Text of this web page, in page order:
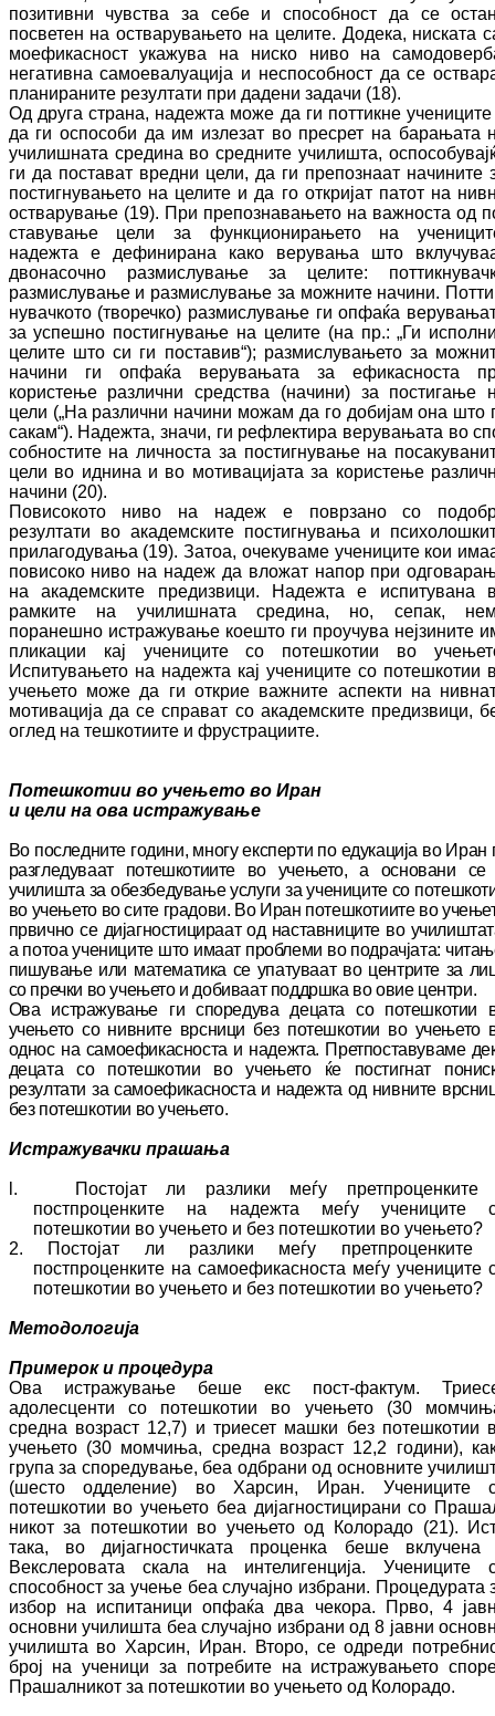
позитивни чувства за себе и спо­соб­ност да се
посветен на ос­тва­ру­ва­ње­то на целите. Додека, ниската
мо­ефи­кас­ност укажува на ниско ниво на
негативна самоевалуација и не­спо­соб­ност да се
планираните резултати при дадени задачи (18).
Од друга страна, надежта може да ги пот­тик­не
да ги оспособи да им излезат во пресрет на барањата
училишната сре­ди­на во средните училишта,
ги да постават вредни цели, да ги препознаат на­чи­ните
постигнувањето на целите и да го откријат патот на
остварување (19). При препознавањето на важноста од
ста­ву­ва­ње цели за функционирањето на
надежта е дефинирана како верувања што
двонасочно размислување за це­ли­те:
размислување и раз­мис­лу­вање за можните начини.
ну­вач­к­ото (творечко) размислување ги опфаќа
за успешно постигнување на це­ли­те (на пр.: „Ги
целите што си ги пос­тавив“); размислувањето за
на­чи­ни ги опфаќа верувањата за ефикасноста
користење различни средства (начини) за постигање
цели („На различни начини мо­жам да го добијам она што
сакам“). На­деж­та, значи, ги рефлектира верувањата во
собностите на личноста за постигнување на
цели во иднина и во мо­ти­ва­ци­јата за користење
начини (20).
Повисокото ниво на надеж е поврзано со
резултати во академските пос­тиг­ну­ва­ња и
прилагодувања (19). За­тоа, очекуваме учениците кои
по­ви­со­ко ниво на надеж да вложат напор при
на академските предизвици. Надежта е испитувана
рамките на училишната сре­ди­на, но, сепак,
поранешно ис­тра­жу­ва­ње коешто ги проучува нејзините
пли­ка­ции кај учениците со потешкотии во
Испитувањето на надежта кај учениците со потешкотии
учењето може да ги от­крие важните аспекти на
мотивација да се справат со академските предизвици,
оглед на тешкотиите и фрустрациите.
Потешкотии во учењето во Иран
и цели на ова истражување
Во последните години, многу експерти по еду­ка­ција во Иран
разгледуваат по­теш­ко­тии­те во учењето, а основани
училишта за обезбедување услуги за учениците со
во учењето во сите градови. Во Иран по­теш­котиите во
првично се ди­јаг­нос­ти­ци­ра­ат од наставниците во
а потоа уче­ни­ците што имаат про­бле­ми во подрачјата:
пишување или ма­те­матика се упа­ту­ва­ат во центрите за
со пречки во учењето и добиваат поддршка во овие центри.
Ова истражување ги споредува децата со по­теш­­котии
учењето со нивните врсници без по­тешкотии во учењето
однос на са­мо­ефи­кас­носта и надежта. Претпоставуваме
де­ца­та со потешкотии во учењето ќе пос­тигнат
резултати за са­мо­ефи­кас­нос­та и на­деж­та од нивните
без по­теш­котии во уче­ње­то.
Истражувачки прашања
l. Постојат ли разлики меѓу прет­про­цен­ки­те
постпроценките на надежта меѓу уче­ни­ците
потешкотии во учењето и без потешкотии во учењето?
2. Постојат ли разлики меѓу прет­про­цен­ки­те
постпроценките на самоефикасноста ме­ѓу учениците
потешкотии во уче­ње­то и без потешкотии во учењето?
Методологија
Примерок и процедура
Ова истражување беше екс пост-фактум.
адолесценти со потешкотии во уче­ње­то (30
средна возраст 12,7) и трие­сет машки без потешкотии
учењето (30 момчиња, средна возраст 12,2 години),
група за споредување, беа одбрани од ос­новните
(шесто одделение) во Хар­син, Иран. Учениците
потешкотии во уче­ње­то беа дијагностицирани со
ни­кот за потешкотии во учењето од Ко­ло­ра­до (21).
така, во дијагностичката про­цен­ка беше вклучена
Векслеровата скала на интелигенција. Учениците
способност за учење беа случајно избрани. Процедурата
избор на испитаници опфаќа два чекора. Прво, 4
основни училишта беа слу­чај­но избрани од 8 јавни
училишта во Хар­син, Иран. Второ, се одреди
број на ученици за потребите на ис­тра­жу­ва­ње­то
Прашалникот за потешкотии во уче­ње­то од Колорадо.